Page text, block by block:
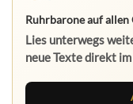
Ruhrbarone auf allen
Lies unterwegs
neue Texte direkt